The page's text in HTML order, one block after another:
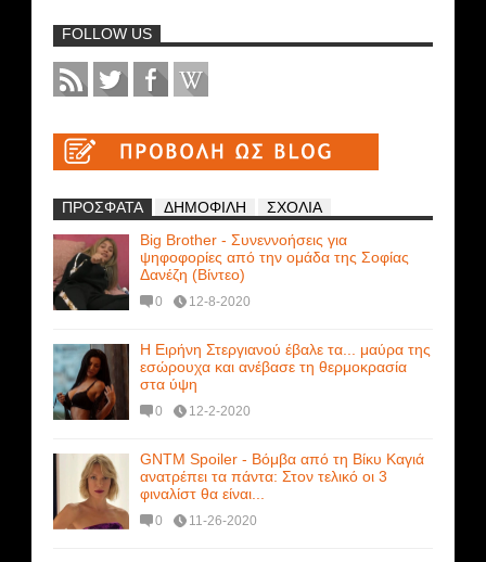
FOLLOW US
ΠΡΟΣΦΑΤΑ ΔΗΜΟΦΙΛΗ
ΣΧΟΛΙΑ
Big Brother - Συνεννοήσεις για
ψηφοφορίες από την ομάδα της Σοφίας
Δανέζη (Βίντεο)
0 12-8-2020
Η Ειρήνη Στεργιανού έβαλε τα... μαύρα της
εσώρουχα και ανέβασε τη θερμοκρασία
στα ύψη
0 12-2-2020
GNTM Spoiler - Βόμβα από τη Βίκυ Καγιά
ανατρέπει τα πάντα: Στον τελικό οι 3
φιναλίστ θα είναι...
0 11-26-2020